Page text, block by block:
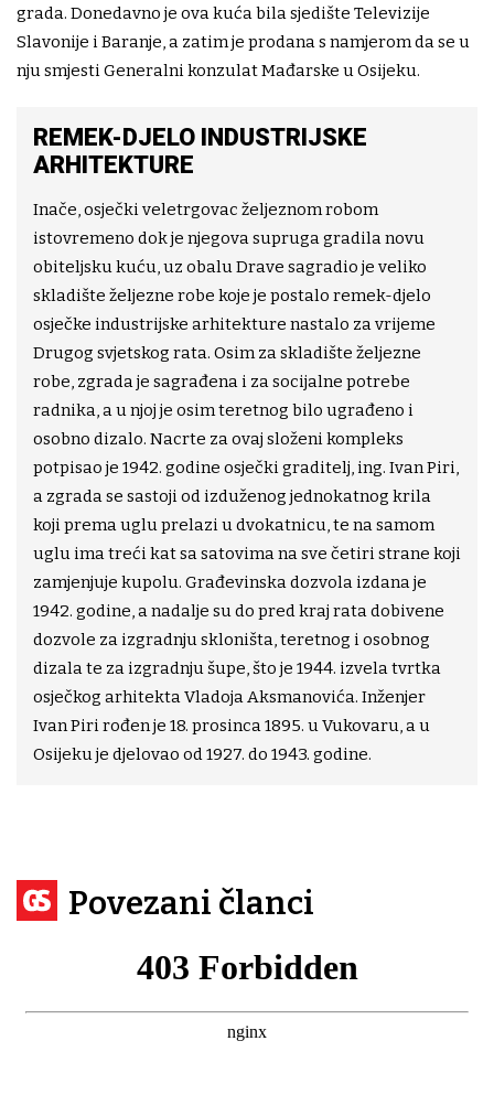
grada. Donedavno je ova kuća bila sjedište Televizije
Slavonije i Baranje, a zatim je prodana s namjerom da se u
nju smjesti Generalni konzulat Mađarske u Osijeku.
REMEK-DJELO INDUSTRIJSKE
ARHITEKTURE
Inače, osječki veletrgovac željeznom robom
istovremeno dok je njegova supruga gradila novu
obiteljsku kuću, uz obalu Drave sagradio je veliko
skladište željezne robe koje je postalo remek-djelo
osječke industrijske arhitekture nastalo za vrijeme
Drugog svjetskog rata. Osim za skladište željezne
robe, zgrada je sagrađena i za socijalne potrebe
radnika, a u njoj je osim teretnog bilo ugrađeno i
osobno dizalo. Nacrte za ovaj složeni kompleks
potpisao je 1942. godine osječki graditelj, ing. Ivan Piri,
a zgrada se sastoji od izduženog jednokatnog krila
koji prema uglu prelazi u dvokatnicu, te na samom
uglu ima treći kat sa satovima na sve četiri strane koji
zamjenjuje kupolu. Građevinska dozvola izdana je
1942. godine, a nadalje su do pred kraj rata dobivene
dozvole za izgradnju skloništa, teretnog i osobnog
dizala te za izgradnju šupe, što je 1944. izvela tvrtka
osječkog arhitekta Vladoja Aksmanovića. Inženjer
Ivan Piri rođen je 18. prosinca 1895. u Vukovaru, a u
Osijeku je djelovao od 1927. do 1943. godine.
Povezani članci